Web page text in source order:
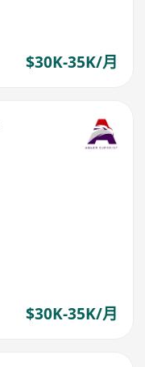
$30K-35K/月
$30K-35K/月